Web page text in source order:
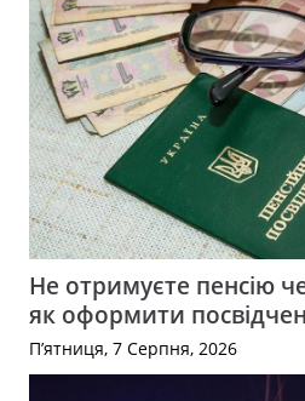
Не отримуєте пенсію
як оформити
П’ятниця, 7 Серпня, 2026